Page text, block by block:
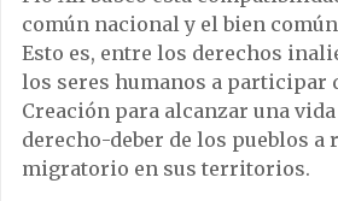
común nacional y el bien
Esto es, entre los derechos
los seres humanos a participar
Creación para alcanzar una
derecho-deber de los pueblos a
migratorio en sus territorios.